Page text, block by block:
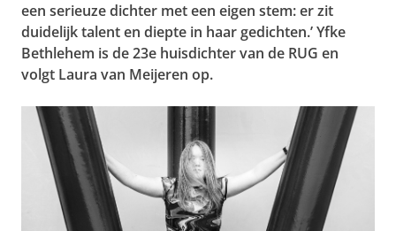
een serieuze dichter met een eigen stem: er zit
duidelijk talent en diepte in haar gedichten.’ Yfke
Bethlehem is de 23e huisdichter van de RUG en
volgt Laura van Meijeren op.